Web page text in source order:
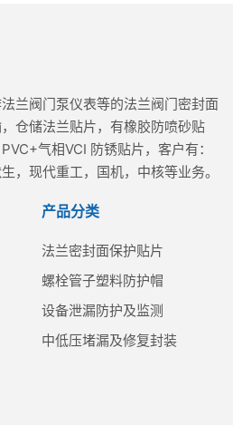
兰阀门泵仪表等的法兰阀门密封面
仓储法兰贴片，有橡胶防喷砂贴
气相VCI 防锈贴片，客户有：
，现代重工，国机，中核等业务。
产品分类
法兰密封面保护贴片
螺栓管子塑料防护帽
设备泄漏防护及监测
中低压堵漏及修复封装